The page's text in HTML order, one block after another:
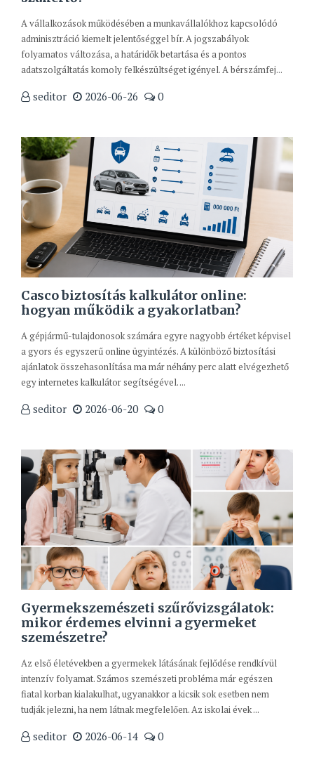
A vállalkozások működésében a munkavállalókhoz kapcsolódó
adminisztráció kiemelt jelentőséggel bír. A jogszabályok
folyamatos változása, a határidők betartása és a pontos
adatszolgáltatás komoly felkészültséget igényel. A bérszámfej...
seditor 2026-06-26 0
Casco biztosítás kalkulátor online:
hogyan működik a gyakorlatban?
A gépjármű-tulajdonosok számára egyre nagyobb értéket képvisel
a gyors és egyszerű online ügyintézés. A különböző biztosítási
ajánlatok összehasonlítása ma már néhány perc alatt elvégezhető
egy internetes kalkulátor segítségével. ...
seditor 2026-06-20 0
Gyermekszemészeti szűrővizsgálatok:
mikor érdemes elvinni a gyermeket
szemészetre?
Az első életévekben a gyermekek látásának fejlődése rendkívül
intenzív folyamat. Számos szemészeti probléma már egészen
fiatal korban kialakulhat, ugyanakkor a kicsik sok esetben nem
tudják jelezni, ha nem látnak megfelelően. Az iskolai évek ...
seditor 2026-06-14 0